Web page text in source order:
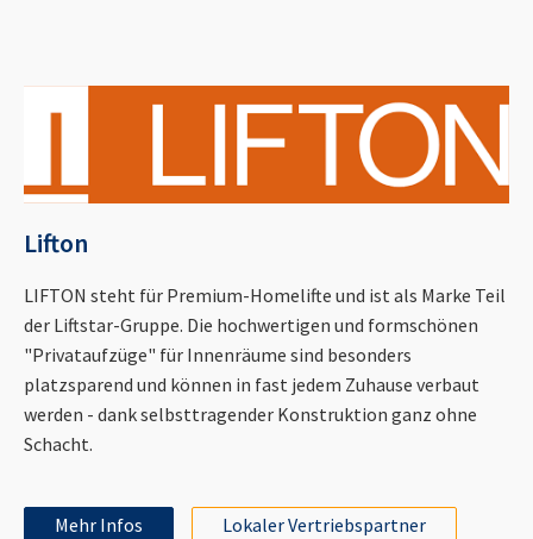
Lifton
LIFTON steht für Premium-Homelifte und ist als Marke Teil
der Liftstar-Gruppe. Die hochwertigen und formschönen
"Privataufzüge" für Innenräume sind besonders
platzsparend und können in fast jedem Zuhause verbaut
werden - dank selbsttragender Konstruktion ganz ohne
Schacht.
Mehr Infos Lokaler Vertriebspartner